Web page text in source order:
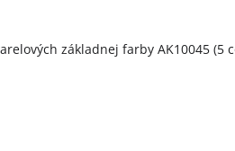
základnej farby AK10045 (5